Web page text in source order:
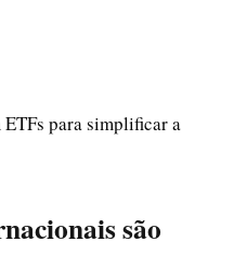
para simplificar a
são